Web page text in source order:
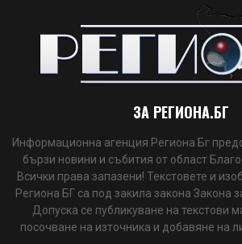
ЗА РЕГИОНА.БГ
Информационна агенция Региона Бг
бързи новини и събития от област
Всички права запазени! Текстовете и
Региона БГ са под закила закона Закона
Допуска се публикуване на текстови
посочване на източника и добавяне на